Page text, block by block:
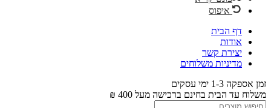
איפוס
דף הבית
אודות
יצירת קשר
מדיניות משלוחים
זמן אספקה 1-3 ימי עסקים
משלוח עד הבית בחינם ברכישה מעל 400 ₪